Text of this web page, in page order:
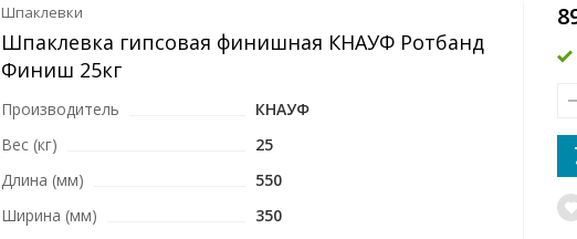
Шпаклевки
Шпаклевка гипсовая финишная КНАУФ Ротбанд
Финиш 25кг
Производитель
КНАУФ
Вес (кг)
25
Длина (мм)
550
Ширина (мм)
350